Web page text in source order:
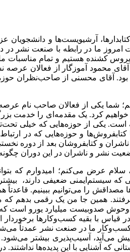
ما در رابطه با صنعت نشر در
کشنده هستیم و تمام
محمود آموزگار از فعالان
آقای محسنی از صاحب‌نظران
یکی از فعالان صاحب نام عرصه
خواهیم کرد. یک مقدمه‌ای را
است. یکی از حوزه‌هایی که خیلی
با کتابفروش‌ها و حوزه‌هایی که در
و کتابفروشان بعد از دوره
نشر و ناشران در این دوران
سلام عرض می‌کنم؛ امیدوارم
که سیستم‌ایمنی ضعیفی دارند،
را می‌توانیم ببینیم.
صدوبیست میلیارد یورو است
قیاس با بقیه کسب‌وکارها
ما در صنعت نشر عمدتاً
پیش می‌آید، آسیب‌پذیری بیشتر
که آشنایی با این پدیده‌ها